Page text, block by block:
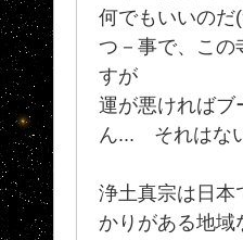
何でもいいのだ(
つ－事で、この
すが
運が悪ければブ
ん... それはな
浄土真宗は日本
かりがある地域